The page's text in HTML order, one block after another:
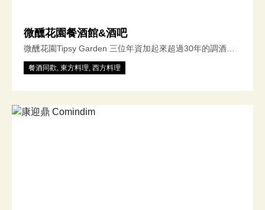
微醺花園餐酒館&酒吧
微醺花園Tipsy Garden 三位年資加起來超過30年的調酒
師，過去來自不同領域 一個巧妙緣分組合再一起，在大稻
埕/迪化街創立了微醺花園 打造台北大同區最Chill餐酒館/酒
吧，一個不設限的空間。 天花板長達五公尺的乾燥花超過
70%花藝佈置 花藝植物帶有靈魂及生命 來過的客人/朋友都
可以釋放壓力充滿電的離開。 我們不是網美店，我們是實力
餐酒同歡, 東方料理, 西方料理